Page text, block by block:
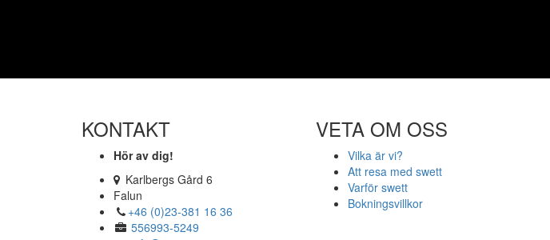
KONTAKT
Hör av dig!
Karlbergs Gård 6
Falun
+46 (0)23-381 16 36
556993-5249
VETA OM OSS
Vilka är vi?
Att resa med swett
Varför swett
Bokningsvillkor